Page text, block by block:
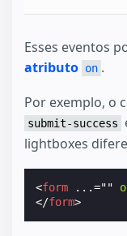
Esses eventos
atributo on .
Por exemplo, o
submit-success
lightboxes
<form ...=""
</form>